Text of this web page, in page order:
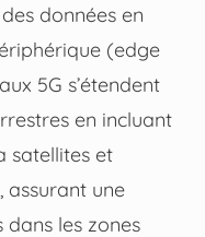
données en
(edge
5G s’étendent
en incluant
satellites et
assurant une
les zones